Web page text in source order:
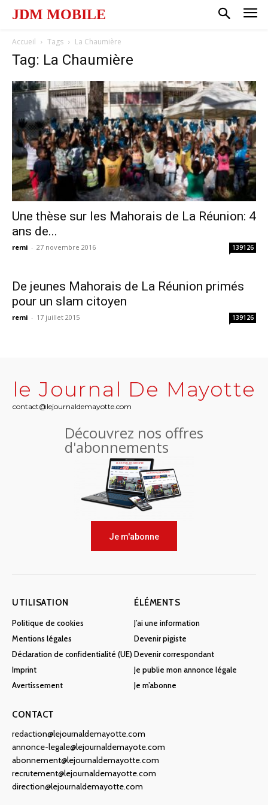
JDM MOBILE
Accueil Tags La Chaumière
Tag: La Chaumière
Une thèse sur les Mahorais de La Réunion: 4
ans de...
remi - 27 novembre 2016 139126
De jeunes Mahorais de La Réunion primés
pour un slam citoyen
remi - 17 juillet 2015 139126
le Journal De Mayotte
contact@lejournaldemayotte.com
Découvrez nos offres
d'abonnements
Je m'abonne
UTILISATION
Politique de cookies
Mentions légales
Déclaration de confidentialité (UE)
Imprint
Avertissement
ÉLÉMENTS
J’ai une information
Devenir pigiste
Devenir correspondant
Je publie mon annonce légale
Je m’abonne
CONTACT
redaction@lejournaldemayotte.com
annonce-legale@lejournaldemayote.com
abonnement@lejournaldemayotte.com
recrutement@lejournaldemayotte.com
direction@lejournaldemayotte.com